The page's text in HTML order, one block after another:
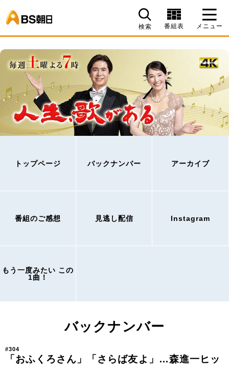
検索 番組表 メニュー
トップページ バックナンバー アーカイブ
番組のご感想 見逃し配信 Instagram
もう一度みたい この
1曲！
バックナンバー
#304
「おふくろさん」「さらば友よ」…森進一ヒッ